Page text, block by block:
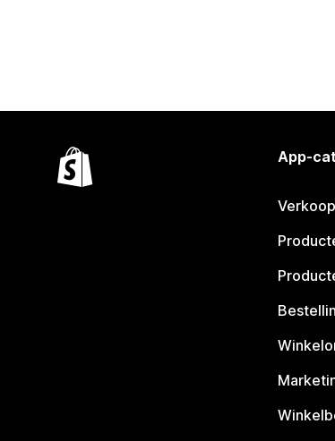
App-